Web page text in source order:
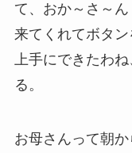
て、おか～さ～
来てくれてボタン
上手にできたわ
る。
お母さんって朝